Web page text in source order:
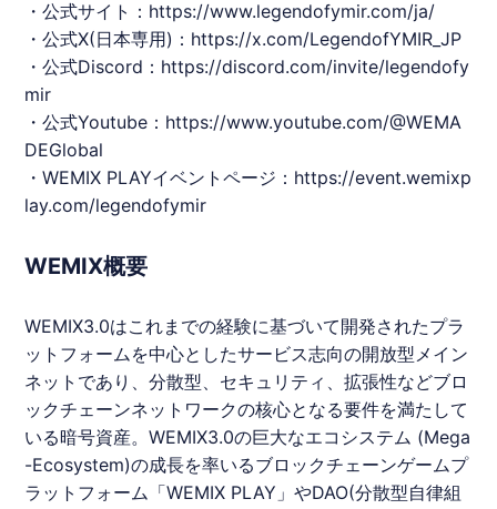
・公式サイト： https://www.legendofymir.com/ja/
・公式X(日本専用)： https://x.com/LegendofYMIR_JP
・公式Discord： https://discord.com/invite/legendofy
mir
・公式Youtube： https://www.youtube.com/@WEMA
DEGlobal
・WEMIX PLAYイベントページ： https://event.wemixp
lay.com/legendofymir
WEMIX概要
WEMIX3.0はこれまでの経験に基づいて開発されたプラ
ットフォームを中心としたサービス志向の開放型メイン
ネットであり、分散型、セキュリティ、拡張性などブロ
ックチェーンネットワークの核心となる要件を満たして
いる暗号資産。WEMIX3.0の巨大なエコシステム (Mega
-Ecosystem)の成長を率いるブロックチェーンゲームプ
ラットフォーム「WEMIX PLAY」やDAO(分散型自律組